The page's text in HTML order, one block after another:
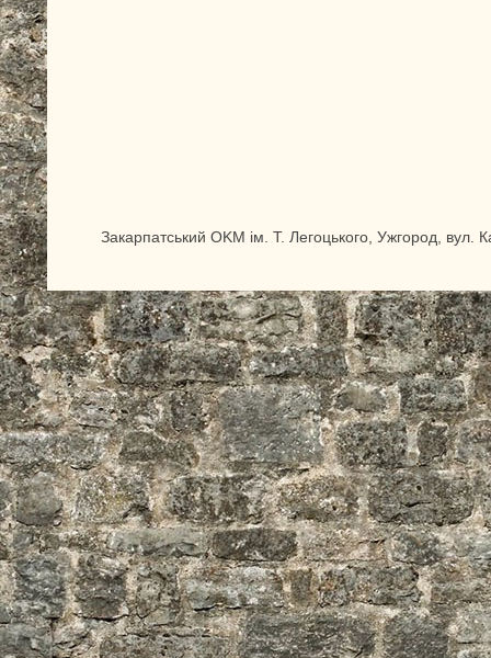
Закарпатський OKM ім. Т. Легоцького, Ужгород,